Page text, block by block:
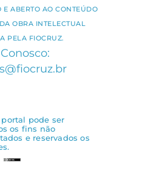
E ABERTO AO CONTEÚDO
OBRA INTELECTUAL
PELA FIOCRUZ.
pode ser
os fins não
e reservados os